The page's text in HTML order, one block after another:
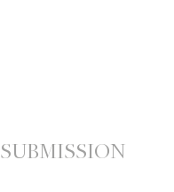
SUBMISSION